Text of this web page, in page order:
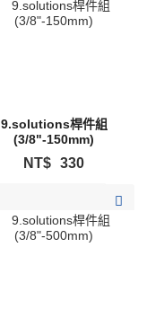
9.solutions桿件組
(3/8"-150mm)
NT$ 330